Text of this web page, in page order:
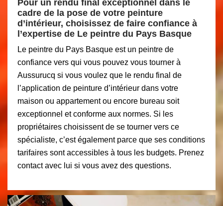
Pour un rendu final exceptionnel dans le
cadre de la pose de votre peinture
d’intérieur, choisissez de faire confiance à
l’expertise de Le peintre du Pays Basque
Le peintre du Pays Basque est un peintre de
confiance vers qui vous pouvez vous tourner à
Aussurucq si vous voulez que le rendu final de
l’application de peinture d’intérieur dans votre
maison ou appartement ou encore bureau soit
exceptionnel et conforme aux normes. Si les
propriétaires choisissent de se tourner vers ce
spécialiste, c’est également parce que ses conditions
tarifaires sont accessibles à tous les budgets. Prenez
contact avec lui si vous avez des questions.